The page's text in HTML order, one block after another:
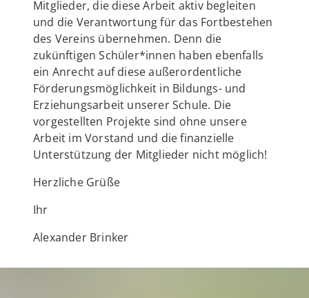
Mitglieder, die diese Arbeit aktiv begleiten
und die Verantwortung für das Fortbestehen
des Vereins übernehmen. Denn die
zukünftigen Schüler*innen haben ebenfalls
ein Anrecht auf diese außerordentliche
Förderungsmöglichkeit in Bildungs- und
Erziehungsarbeit unserer Schule. Die
vorgestellten Projekte sind ohne unsere
Arbeit im Vorstand und die finanzielle
Unterstützung der Mitglieder nicht möglich!
Herzliche Grüße
Ihr
Alexander Brinker